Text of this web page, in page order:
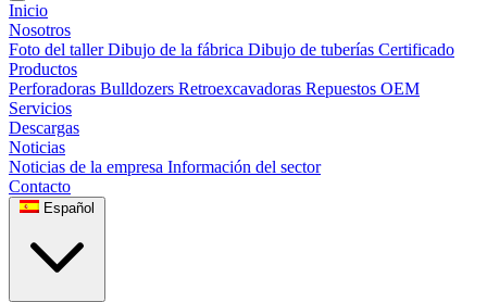
Inicio
Nosotros
Foto del tallerDibujo de la fábrica Dibujo de tuberías Certificado
Productos
Perforadoras Bulldozers Retroexcavadoras Repuestos OEM
Servicios
Descargas
Noticias
Noticias de la empresa Información del sector
Contacto
Español